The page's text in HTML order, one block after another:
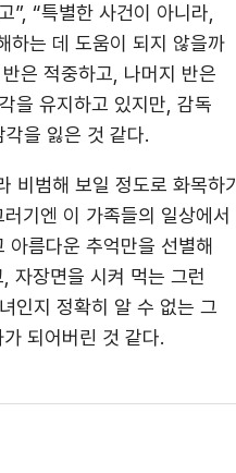
”, “특별한 사건이 아니라,
하는 데 도움이 되지 않을까
은 적중하고, 나머지 반은
을 유지하고 있지만, 감독
을 잃은 것 같다.
비범해 보일 정도로 화목하기
기엔 이 가족들의 일상에서
름다운 추억만을 선별해
자장면을 시켜 먹는 그런
인지 정확히 알 수 없는 그
되어버린 것 같다.